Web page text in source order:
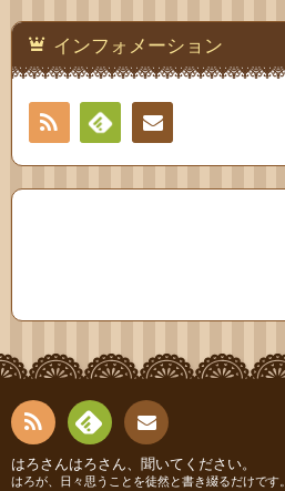
インフォメーション
RSS
Feedly連絡
RSS Fee 連絡
はろさんはろさん、聞いてください。
はろが、日々思うことを徒然と書き綴るだけです。